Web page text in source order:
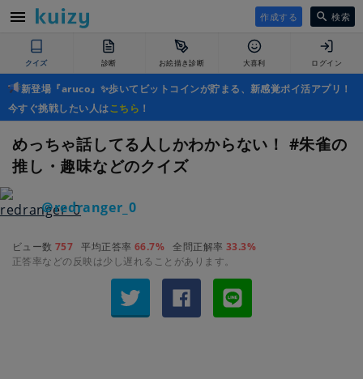
作成する 検索
クイズ 診断 お絵描き診断 大喜利 ログイン
新登場『aruco』✨歩いてビットコインが貯まる、新感覚ポイ活アプリ！
今すぐ挑戦したい人はこちら ！
めっちゃ話してる人しかわからない！ #朱雀の
推し・趣味などのクイズ
＠redranger_0
ビュー数 757 平均正答率 66.7% 全問正解率 33.3%
正答率などの反映は少し遅れることがあります。